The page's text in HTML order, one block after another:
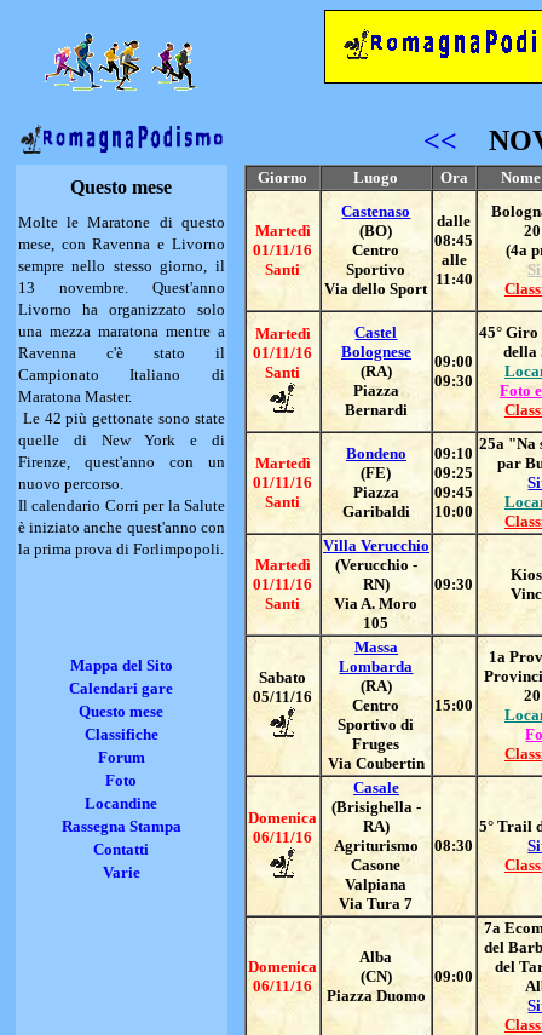
<<
Questo mese Giorno Luogo Ora
Martedì
01/11/16
Santi
Castenaso
(BO)
Centro
Sportivo
Via dello Sport
dalle
08:45
alle
11:40
(4a
Martedì
01/11/16
Santi
Castel
Bolognese
(RA)
Piazza
Bernardi
09:00
09:30
45°
della
Foto
Martedì
01/11/16
Santi
Bondeno
(FE)
Piazza
Garibaldi
09:10
09:25
09:45
10:00
25a "Na
par
Martedì
01/11/16
Santi
Villa Verucchio
(Verucchio -
RN)
Via A. Moro
105
09:30
Sabato
05/11/16
Massa
Lombarda
(RA)
Centro
Sportivo di
Fruges
Via Coubertin
15:00
1a
Domenica
06/11/16
Casale
(Brisighella -
RA)
Agriturismo
Casone
Valpiana
Via Tura 7
08:30
5° Trail
Domenica
06/11/16
Alba
(CN)
Piazza Duomo
09:00
7a
del
del
Molte le Maratone di questo
mese, con Ravenna e Livorno
sempre nello stesso giorno, il
13 novembre. Quest'anno
Livorno ha organizzato solo
una mezza maratona mentre a
Ravenna c'è stato il
Campionato Italiano di
Maratona Master.
Le 42 più gettonate sono state
quelle di New York e di
Firenze, quest'anno con un
nuovo percorso.
Il calendario Corri per la Salute
è iniziato anche quest'anno con
la prima prova di Forlimpopoli.
Mappa del Sito
Calendari gare
Questo mese
Classifiche
Forum
Foto
Locandine
Rassegna Stampa
Contatti
Varie